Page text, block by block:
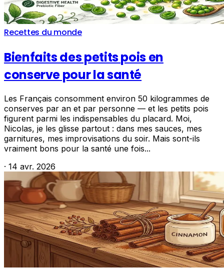
Recettes du monde
Bienfaits des petits pois en
conserve pour la santé
Les Français consomment environ 50 kilogrammes de
conserves par an et par personne — et les petits pois
figurent parmi les indispensables du placard. Moi,
Nicolas, je les glisse partout : dans mes sauces, mes
garnitures, mes improvisations du soir. Mais sont-ils
vraiment bons pour la santé une fois...
· 14 avr. 2026